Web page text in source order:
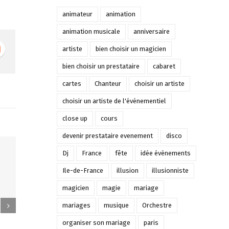
animateur animation
animation musicale anniversaire
artiste bien choisir un magicien
bien choisir un prestataire cabaret
cartes Chanteur choisir un artiste
choisir un artiste de l'événementiel
close up cours
devenir prestataire evenement disco
Dj France fête idée évènements
Ile-de-France illusion illusionniste
magicien magie mariage
mariages musique Orchestre
organiser son mariage paris